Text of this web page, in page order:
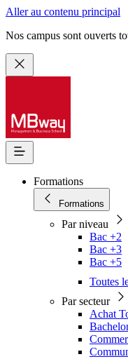
Aller au contenu principal
Nos campus sont ouverts
Formations
Formations
Par niveau
Bac +2
Bac +3
Bac +5
Toutes
Par secteur
Achat